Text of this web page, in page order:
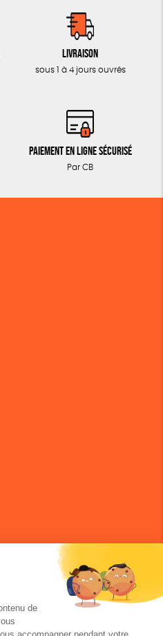
Livraison
sous 1 à 4 jours ouvrés
Paiement en ligne sécurisé
Par CB